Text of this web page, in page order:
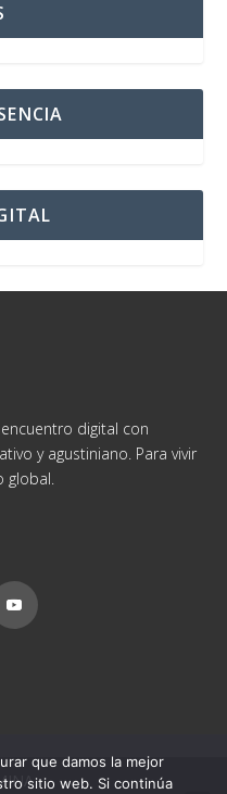
digital con
y agustiniano. Para vivir
global.
que damos la mejor
sitio web. Si continúa